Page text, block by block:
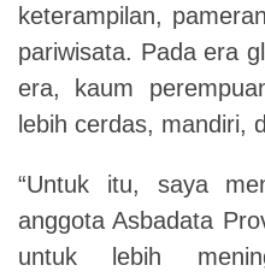
keterampilan,
pariwisata. Pada era
era, kaum
lebih cerdas, mandiri,
“Untuk itu, saya
anggota Asbadata
untuk lebih